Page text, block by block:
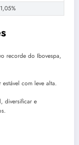
1,05%
recorde do Ibovespa,
com leve alta.
diversificar e